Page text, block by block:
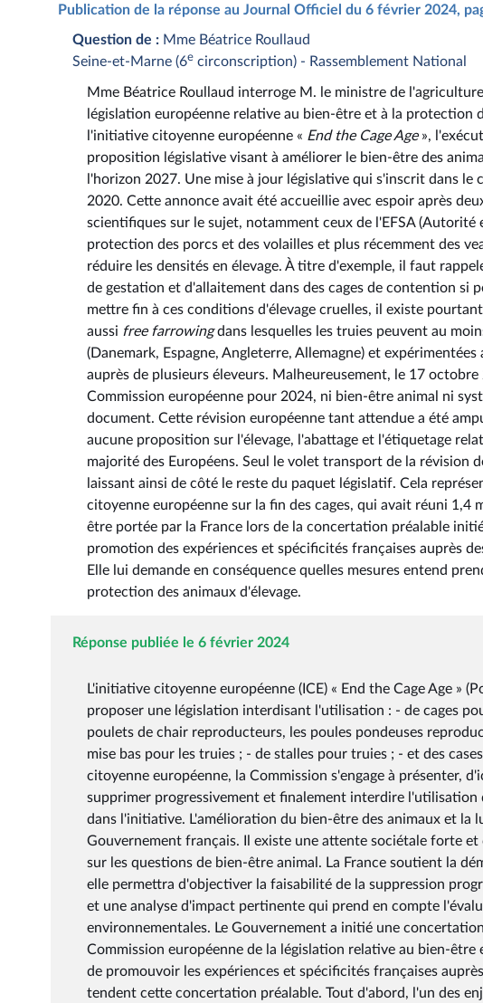
Publication de la réponse au Journal Officiel du 6 février 2024,
Question de : Mme Béatrice Roullaud
Seine-et-Marne (6e circonscription) - Rassemblement National
Mme Béatrice Roullaud interroge M. le ministre de
législation européenne relative au bien-être et à la protection
l'initiative citoyenne européenne « End the Cage Age»,
proposition législative visant à améliorer le bien-être des
l'horizon 2027. Une mise à jour législative qui s'inscrit dans le
2020. Cette annonce avait été accueillie avec espoir après
scientifiques sur le sujet, notamment ceux de l'EFSA
protection des porcs et des volailles et plus récemment des
réduire les densités en élevage. À titre d'exemple, il faut
de gestation et d'allaitement dans des cages de contention si
mettre fin à ces conditions d'élevage cruelles, il existe
aussi free farrowingdans lesquelles les truies peuvent au
(Danemark, Espagne, Angleterre, Allemagne) et
auprès de plusieurs éleveurs. Malheureusement, le 17
Commission européenne pour 2024, ni bien-être animal ni
document. Cette révision européenne tant attendue a été
aucune proposition sur l'élevage, l'abattage et l'étiquetage
majorité des Européens. Seul le volet transport de la révision
laissant ainsi de côté le reste du paquet législatif. Cela
citoyenne européenne sur la fin des cages, qui avait réuni
être portée par la France lors de la concertation préalable
promotion des expériences et spécificités françaises auprès
Elle lui demande en conséquence quelles mesures entend
protection des animaux d'élevage.
Réponse publiée le 6 février 2024
L'initiative citoyenne européenne (ICE) « End the Cage Age »
proposer une législation interdisant l'utilisation : - de cages
poulets de chair reproducteurs, les poules pondeuses
mise bas pour les truies ; - de stalles pour truies ; - et des
citoyenne européenne, la Commission s'engage à présenter,
supprimer progressivement et finalement interdire l'utilisation
dans l'initiative. L'amélioration du bien-être des animaux et
Gouvernement français. Il existe une attente sociétale forte
sur les questions de bien-être animal. La France soutient la
elle permettra d'objectiver la faisabilité de la suppression
et une analyse d'impact pertinente qui prend en compte
environnementales. Le Gouvernement a initié une
Commission européenne de la législation relative au bien-
de promouvoir les expériences et spécificités françaises
tendent cette concertation préalable. Tout d'abord, l'un des